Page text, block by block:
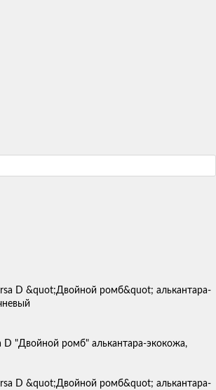
D "Двойной ромб" алькантара-экокожа,